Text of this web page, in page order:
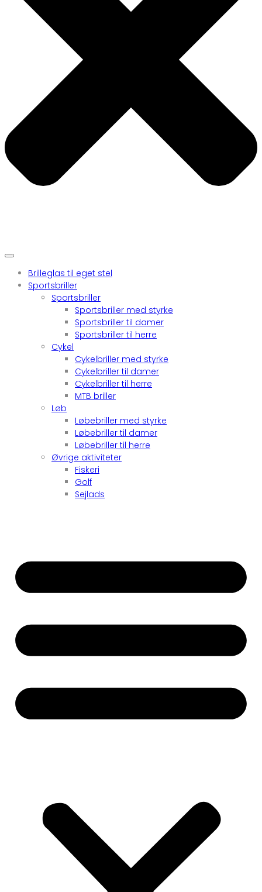
Brilleglas til eget stel
Sportsbriller
Sportsbriller
Sportsbriller med styrke
Sportsbriller til damer
Sportsbriller til herre
Cykel
Cykelbriller med styrke
Cykelbriller til damer
Cykelbriller til herre
MTB briller
Løb
Løbebriller med styrke
Løbebriller til damer
Løbebriller til herre
Øvrige aktiviteter
Fiskeri
Golf
Sejlads